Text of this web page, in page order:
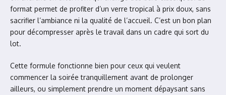
format permet de profiter d’un verre tropical à prix doux, sans
sacrifier l’ambiance ni la qualité de l’accueil. C’est un bon plan
pour décompresser après le travail dans un cadre qui sort du
lot.
Cette formule fonctionne bien pour ceux qui veulent
commencer la soirée tranquillement avant de prolonger
ailleurs, ou simplement prendre un moment dépaysant sans